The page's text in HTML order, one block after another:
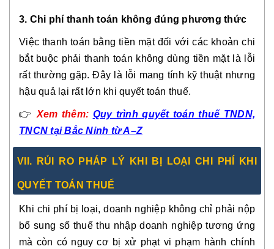
3. Chi phí thanh toán không đúng phương thức
Việc thanh toán bằng tiền mặt đối với các khoản chi
bắt buộc phải thanh toán không dùng tiền mặt là lỗi
rất thường gặp. Đây là lỗi mang tính kỹ thuật nhưng
hậu quả lại rất lớn khi quyết toán thuế.
👉 Xem thêm: Quy trình quyết toán thuế TNDN,
TNCN tại Bắc Ninh từ A–Z
VII. RỦI RO PHÁP LÝ KHI BỊ LOẠI CHI PHÍ KHI
QUYẾT TOÁN THUẾ
Khi chi phí bị loại, doanh nghiệp không chỉ phải nộp
bổ sung số thuế thu nhập doanh nghiệp tương ứng
mà còn có nguy cơ bị xử phạt vi phạm hành chính